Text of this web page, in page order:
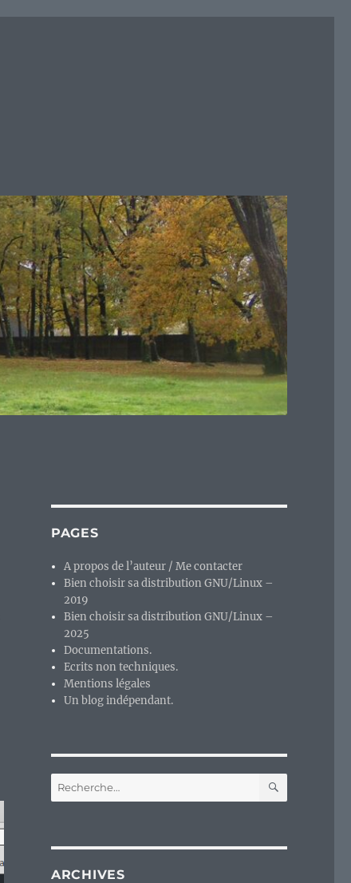
PAGES
A propos de l’auteur / Me contacter
Bien choisir sa distribution GNU/Linux –
2019
Bien choisir sa distribution GNU/Linux –
2025
Documentations.
Ecrits non techniques.
Mentions légales
Un blog indépendant.
Recherche
pour :
ARCHIVES